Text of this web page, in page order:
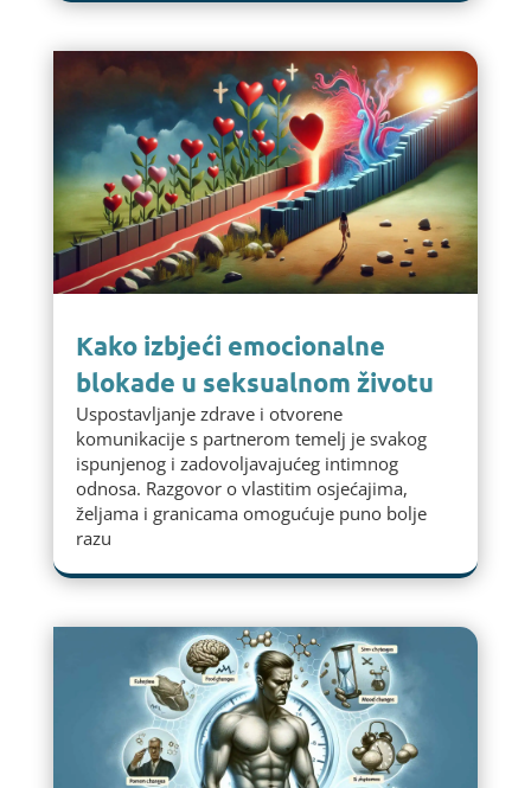
Kako izbjeći emocionalne
blokade u seksualnom životu
Uspostavljanje zdrave i otvorene
komunikacije s partnerom temelj je svakog
ispunjenog i zadovoljavajućeg intimnog
odnosa. Razgovor o vlastitim osjećajima,
željama i granicama omogućuje puno bolje
razu